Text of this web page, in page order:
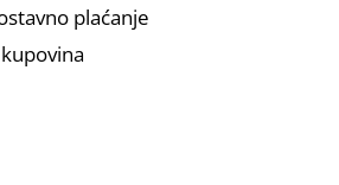
plaćanje